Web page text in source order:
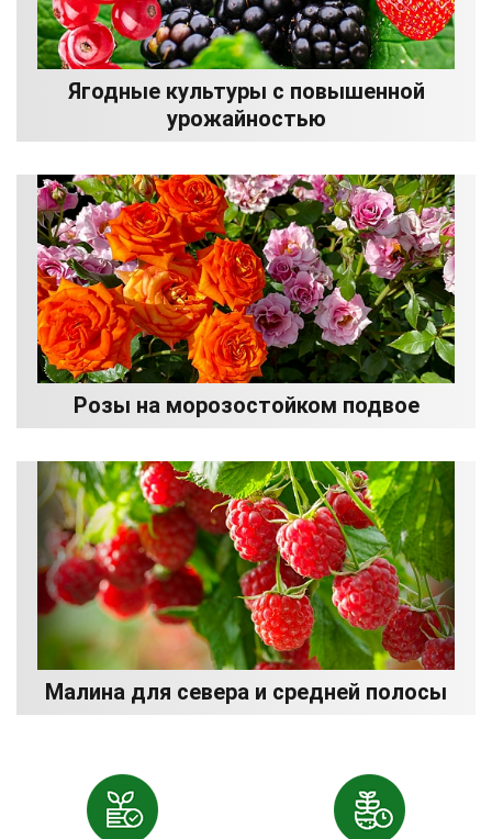
Ягодные культуры с повышенной
урожайностью
Розы на морозостойком подвое
Малина для севера и средней полосы